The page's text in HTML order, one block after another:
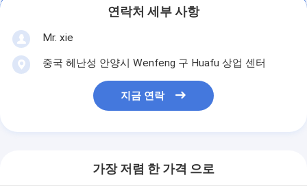
연락처 세부 사항
Mr. xie
중국 헤난성 안양시 Wenfeng 구 Huafu 상업 센터
지금 연락
가장 저렴 한 가격 으로